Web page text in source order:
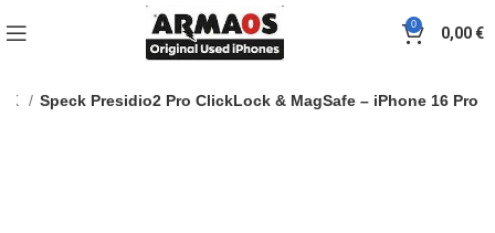
0 0,00€
Speck Presidio2 Pro ClickLock & MagSafe – iPhone 16 Pro